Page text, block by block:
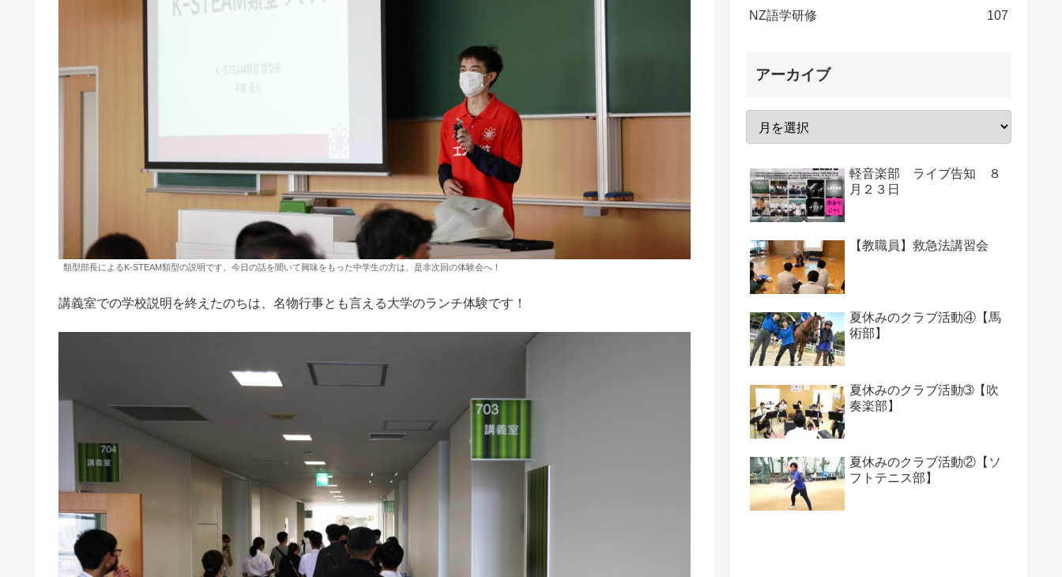
類型部長によるK-STEAM類型の説明です。今日の話を聞いて興味をもった中学生の方は、是非次回の体験会へ！
講義室での学校説明を終えたのちは、名物行事とも言える大学のランチ体験です！
NZ語学研修 107
アーカイブ
軽音楽部 ライブ告知 ８
月２３日
【教職員】救急法講習会
夏休みのクラブ活動④【馬
術部】
夏休みのクラブ活動➂【吹
奏楽部】
夏休みのクラブ活動②【ソ
フトテニス部】